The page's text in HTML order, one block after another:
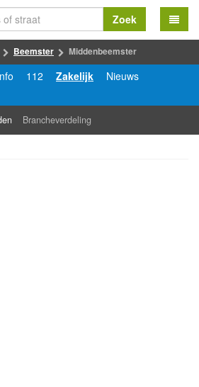
Zoek
Beemster Middenbeemster
112 Zakelijk
Nieuws
Brancheverdeling